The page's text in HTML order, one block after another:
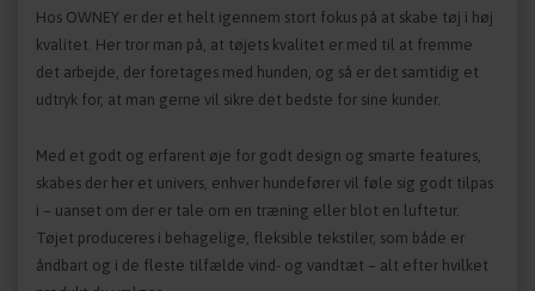
Hos OWNEY er der et helt igennem stort fokus på at skabe tøj i høj
kvalitet. Her tror man på, at tøjets kvalitet er med til at fremme
det arbejde, der foretages med hunden, og så er det samtidig et
udtryk for, at man gerne vil sikre det bedste for sine kunder.
Med et godt og erfarent øje for godt design og smarte features,
skabes der her et univers, enhver hundefører vil føle sig godt tilpas
i – uanset om der er tale om en træning eller blot en luftetur.
Tøjet produceres i behagelige, fleksible tekstiler, som både er
åndbart og i de fleste tilfælde vind- og vandtæt – alt efter hvilket